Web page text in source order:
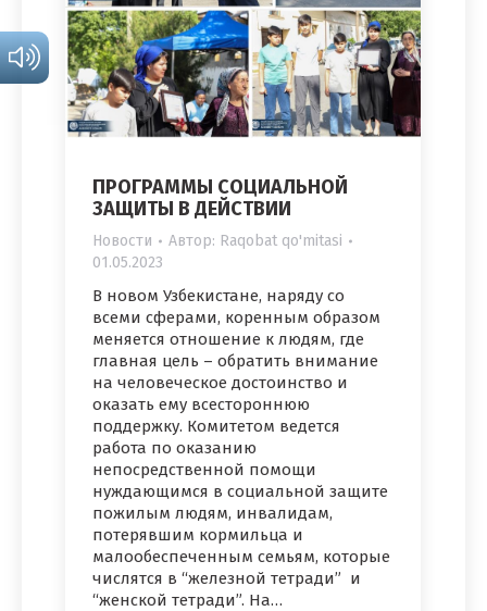
ПРОГРАММЫ СОЦИАЛЬНОЙ
ЗАЩИТЫ В ДЕЙСТВИИ
Новости Автор: Raqobat qo'mitasi
01.05.2023
В новом Узбекистане, наряду со
всеми сферами, коренным образом
меняется отношение к людям, где
главная цель – обратить внимание
на человеческое достоинство и
оказать ему всестороннюю
поддержку. Комитетом ведется
работа по оказанию
непосредственной помощи
нуждающимся в социальной защите
пожилым людям, инвалидам,
потерявшим кормильца и
малообеспеченным семьям, которые
числятся в “железной тетради” и
“женской тетради”. На…